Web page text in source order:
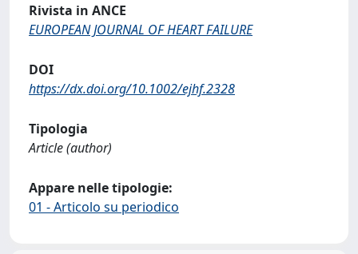
Rivista in ANCE
EUROPEAN JOURNAL OF HEART FAILURE
DOI
https://dx.doi.org/10.1002/ejhf.2328
Tipologia
Article (author)
Appare nelle tipologie:
01 - Articolo su periodico